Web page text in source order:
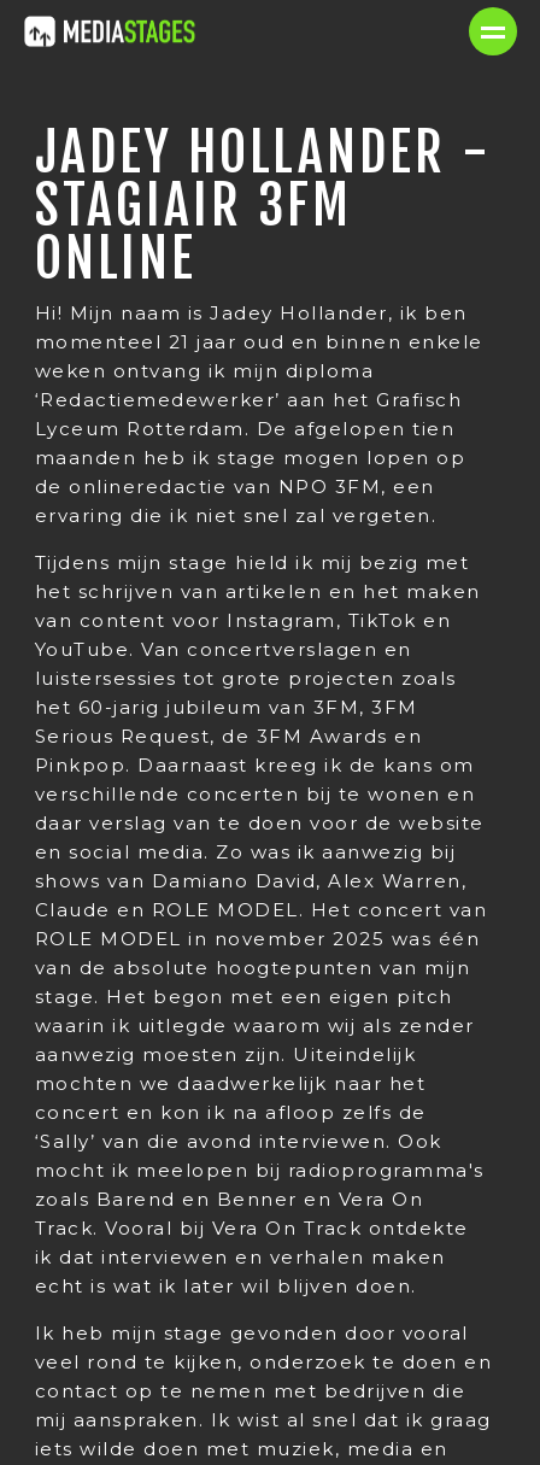
JADEY HOLLANDER -
STAGIAIR 3FM
ONLINE
Hi! Mijn naam is Jadey Hollander, ik ben
momenteel 21 jaar oud en binnen enkele
weken ontvang ik mijn diploma
‘Redactiemedewerker’ aan het Grafisch
Lyceum Rotterdam. De afgelopen tien
maanden heb ik stage mogen lopen op
de onlineredactie van NPO 3FM, een
ervaring die ik niet snel zal vergeten.
Tijdens mijn stage hield ik mij bezig met
het schrijven van artikelen en het maken
van content voor Instagram, TikTok en
YouTube. Van concertverslagen en
luistersessies tot grote projecten zoals
het 60-jarig jubileum van 3FM, 3FM
Serious Request, de 3FM Awards en
Pinkpop. Daarnaast kreeg ik de kans om
verschillende concerten bij te wonen en
daar verslag van te doen voor de website
en social media. Zo was ik aanwezig bij
shows van Damiano David, Alex Warren,
Claude en ROLE MODEL. Het concert van
ROLE MODEL in november 2025 was één
van de absolute hoogtepunten van mijn
stage. Het begon met een eigen pitch
waarin ik uitlegde waarom wij als zender
aanwezig moesten zijn. Uiteindelijk
mochten we daadwerkelijk naar het
concert en kon ik na afloop zelfs de
‘Sally’ van die avond interviewen. Ook
mocht ik meelopen bij radioprogramma's
zoals Barend en Benner en Vera On
Track. Vooral bij Vera On Track ontdekte
ik dat interviewen en verhalen maken
echt is wat ik later wil blijven doen.
Ik heb mijn stage gevonden door vooral
veel rond te kijken, onderzoek te doen en
contact op te nemen met bedrijven die
mij aanspraken. Ik wist al snel dat ik graag
iets wilde doen met muziek, media en